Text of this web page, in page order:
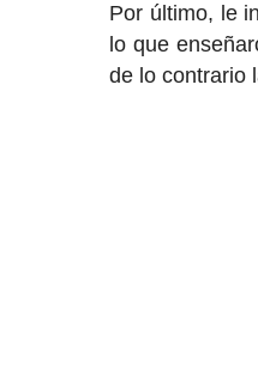
Por último, le
lo que
de lo contrario